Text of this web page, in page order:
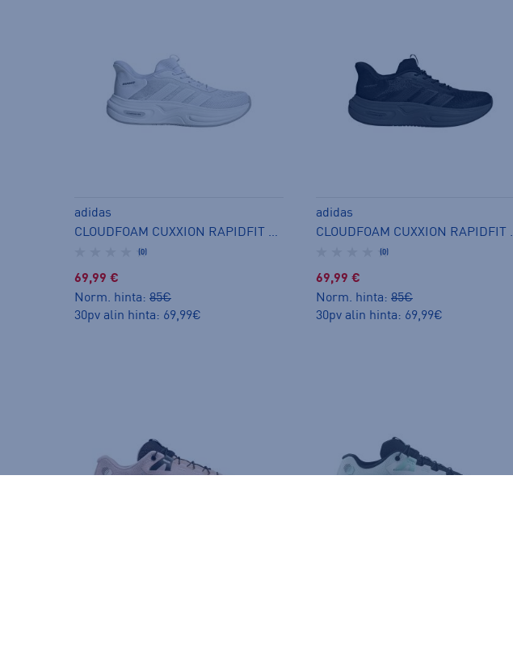
adidas
CLOUDFOAM CUXXION RAPIDFIT W - naisten matalavartiset tennarit
(0)
69,99 €
Norm. hinta: 85€
30pv alin hinta: 69,99€
adidas
(0)
69,99 €
Norm. hinta: 85€
30pv alin hinta: 69,99€